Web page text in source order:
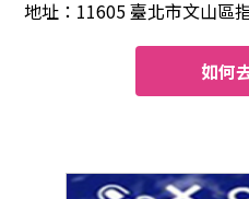
地址：11605 臺北市文山區
如何